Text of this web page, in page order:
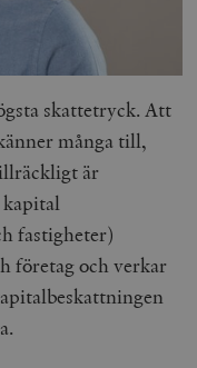
skattetryck. Att
många till,
är
kapital
fastigheter)
företag och verkar